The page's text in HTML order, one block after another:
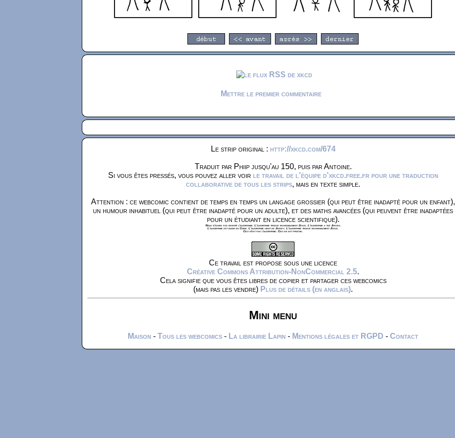
Mettre le premier commentaire
Le strip original : http://xkcd.com/674
Traduit par Phiip jusqu'au 150, puis par Antoine.
Si vous êtes pressés, vous pouvez aller voir le travail de l'équipe d'xkcd.free.fr pour une traduction
collaborative de tous les strips, mais en texte simple.
Attention : ce webcomic contient de temps en temps un langage grossier (qui peut être inadapté pour un enfant),
un humour inhabituel (qui peut être inadapté pour un adulte), et des maths avancées (qui peuvent être inadaptées
pour un étudiant en licence scientifique).
Nous n'avons pas inventé l'algorithme. L'algorithme trouve invariablement Jésus. L'algorithme a tué Jeeves.
L'algorithme est banni en Chine. L'algorithme vient de Jersey. L'algorithme trouve invariablement Jésus.
Ceci n'est pas l'algorithme. Ceci en est proche.
Ce travail est propose sous une licence
Créative Commons Attribution-NonCommercial 2.5.
Cela signifie que vous êtes libres de copier et partager ces webcomics
(mais pas les vendre) Plus de détails (en anglais).
Mini menu
Maison - Tous les webcomics - La librairie Lapin - Mentions légales et RGPD - Contact